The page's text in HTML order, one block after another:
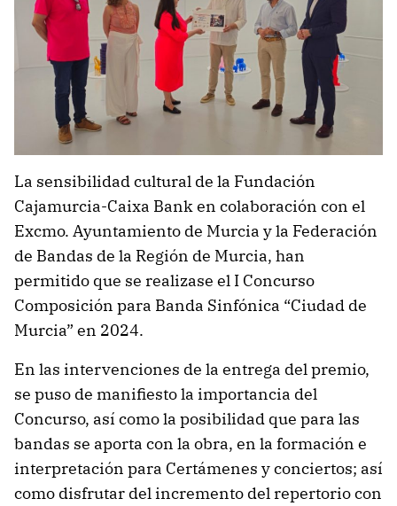
La sensibilidad cultural de la Fundación
Cajamurcia-Caixa Bank en colaboración con el
Excmo. Ayuntamiento de Murcia y la Federación
de Bandas de la Región de Murcia, han
permitido que se realizase el I Concurso
Composición para Banda Sinfónica “Ciudad de
Murcia” en 2024.
En las intervenciones de la entrega del premio,
se puso de manifiesto la importancia del
Concurso, así como la posibilidad que para las
bandas se aporta con la obra, en la formación e
interpretación para Certámenes y conciertos; así
como disfrutar del incremento del repertorio con